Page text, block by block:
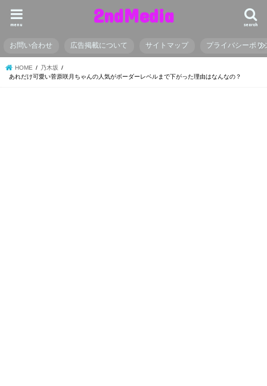
2ndMedia search
menu
お問い合わせ 広告掲載について サイトマップ プライバシーポリ
HOME
乃木坂
あれだけ可愛い菅原咲月ちゃんの人気がボーダーレベルまで下がった理由はなんなの？